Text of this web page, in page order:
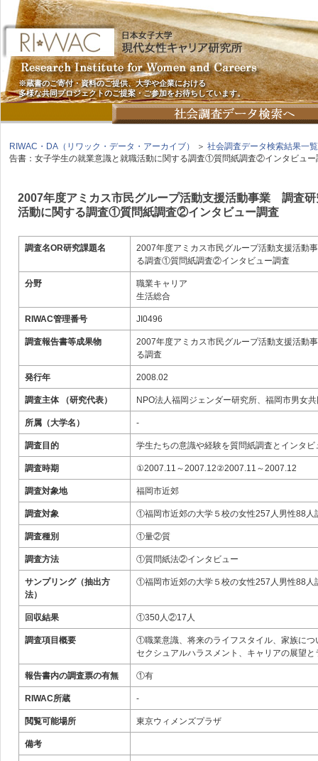
※蔵書のご寄付・資料のご提供、大学や企業における
多様な共同プロジェクトのご提案・ご参加をお待ちしています。
RIWAC・DA（リワック・データ・アーカイブ） ＞ 社会調査データ検索結果一覧
告書：女子学生の就業意識と就職活動に関する調査①質問紙調査②インタビュー
2007年度アミカス市民グループ活動支援活動事業 調査
活動に関する調査①質問紙調査②インタビュー調査
調査名OR研究課題名
2007年度アミカス市民グループ活動支援活動
る調査①質問紙調査②インタビュー調査
分野
職業キャリア
生活総合
RIWAC管理番号 JI0496
調査報告書等成果物
2007年度アミカス市民グループ活動支援活動
る調査
発行年 2008.02
調査主体 （研究代表） NPO法人福岡ジェンダー研究所、福岡市男女
所属（大学名） -
調査目的 学生たちの意識や経験を質問紙調査とインタ
調査時期 ①2007.11～2007.12②2007.11～2007.12
調査対象地 福岡市近郊
調査対象 ①福岡市近郊の大学５校の女性257人男性88
調査種別 ①量②質
調査方法 ①質問紙法②インタビュー
サンプリング（抽出方
法）
①福岡市近郊の大学５校の女性257人男性88
回収結果 ①350人②17人
調査項目概要
①職業意識、将来のライフスタイル、家族に
セクシュアルハラスメント、キャリアの展望
報告書内の調査票の有無 ①有
RIWAC所蔵 -
閲覧可能場所 東京ウィメンズプラザ
備考